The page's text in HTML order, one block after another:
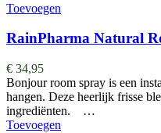
Toevoegen
RainPharma Natural
€ 34,95
Bonjour room spray is een
hangen. Deze heerlijk frisse
ingrediënten. …
Toevoegen